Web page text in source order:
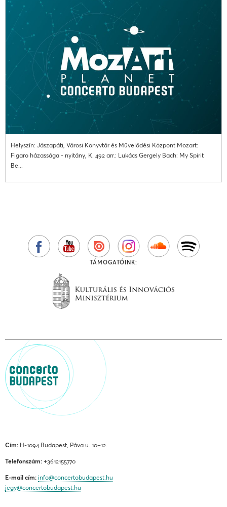
Helyszín: Jászapáti, Városi Könyvtár és Művelődési Központ Mozart:
Figaro házassága - nyitány, K. 492 arr.: Lukács Gergely Bach: My Spirit
Be...
TÁMOGATÓINK:
Cím: H-1094 Budapest, Páva u. 10–12.
Telefonszám: +3612155770
E-mail cím: info@concertobudapest.hu
jegy@concertobudapest.hu